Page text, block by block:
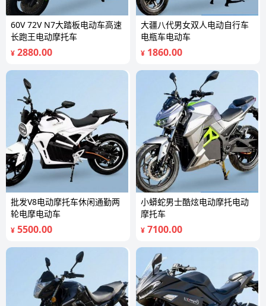
60V 72V N7大踏板电动车高速
长跑王电动摩托车
¥ 2880.00
大疆八代男女双人电动自行车
电瓶车电动车
¥ 1860.00
批发V8电动摩托车休闲通勤两
轮电摩电动车
¥ 5500.00
小蟒蛇男士酷炫电动摩托电动
摩托车
¥ 7100.00